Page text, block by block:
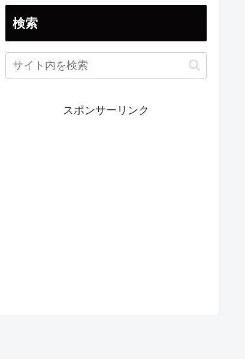
検索
スポンサーリンク